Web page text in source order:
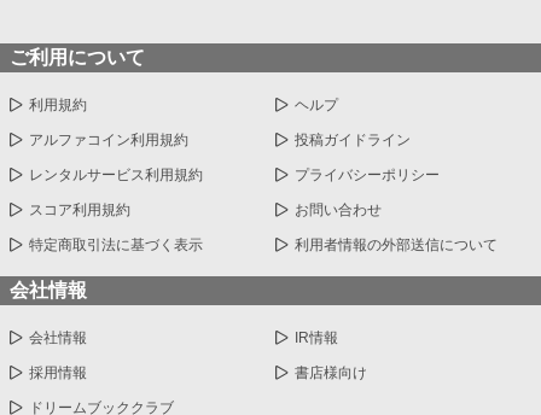
ご利用について
利用規約 ヘルプ
アルファコイン利用規約 投稿ガイドライン
レンタルサービス利用規約 プライバシーポリシー
スコア利用規約 お問い合わせ
特定商取引法に基づく表示 利用者情報の外部送信について
会社情報
会社情報 IR情報
採用情報 書店様向け
ドリームブッククラブ